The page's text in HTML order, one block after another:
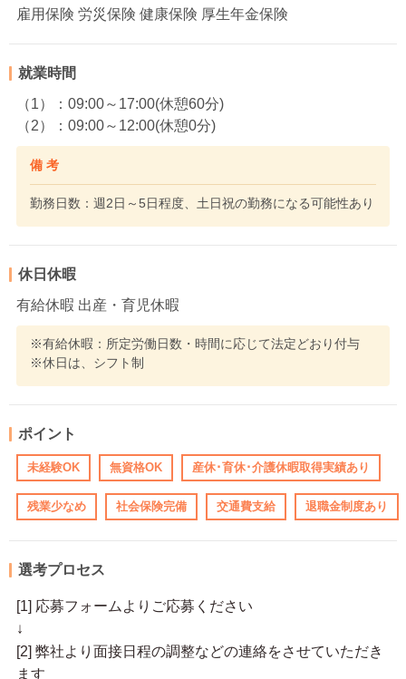
雇用保険 労災保険 健康保険 厚生年金保険
就業時間
（1）：09:00～17:00(休憩60分)
（2）：09:00～12:00(休憩0分)
備 考
勤務日数：週2日～5日程度、土日祝の勤務になる可能性あり
休日休暇
有給休暇 出産・育児休暇
※有給休暇：所定労働日数・時間に応じて法定どおり付与
※休日は、シフト制
ポイント
未経験OK 無資格OK 産休･育休･介護休暇取得実績あり
残業少なめ 社会保険完備 交通費支給 退職金制度あり
選考プロセス
[1] 応募フォームよりご応募ください
↓
[2] 弊社より面接日程の調整などの連絡をさせていただき
ます